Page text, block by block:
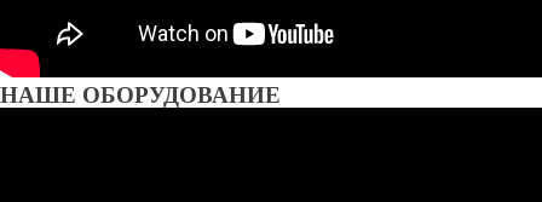
НАШЕ ОБОРУДОВАНИЕ